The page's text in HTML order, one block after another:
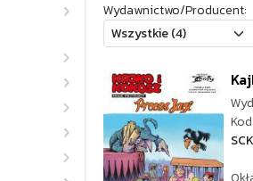
Wydawnictwo/Producent: